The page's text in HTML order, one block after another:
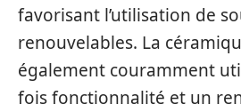
favorisant l’utilisation de
renouvelables. La
également couramment
fois fonctionnalité et un